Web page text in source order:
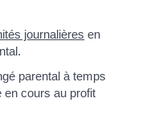
journalières en
parental à temps
en cours au profit